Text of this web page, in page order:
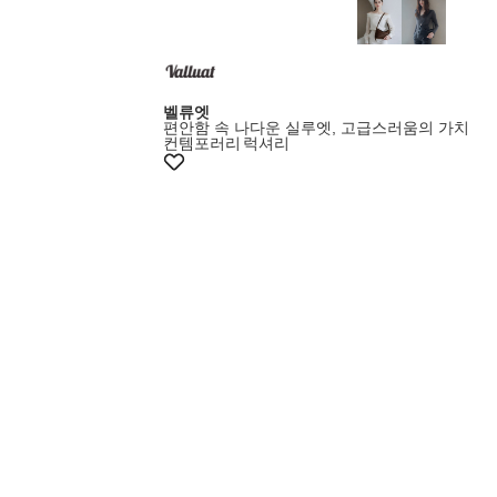
벨류엣
편안함 속 나다운 실루엣, 고급스러움의 가치
컨템포러리 럭셔리